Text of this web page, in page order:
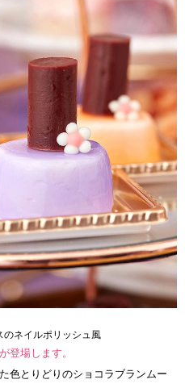
のネイルポリッシュ風
登場します。
色とりどりのショコラブランムー